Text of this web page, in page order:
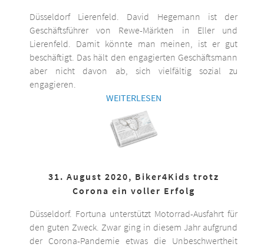
Düsseldorf Lierenfeld. David Hegemann ist der
Geschäftsführer von Rewe-Märkten in Eller und
Lierenfeld. Damit könnte man meinen, ist er gut
beschäftigt. Das hält den engagierten Geschäftsmann
aber nicht davon ab, sich vielfältig sozial zu
engagieren.
WEITERLESEN
31. August 2020, Biker4Kids trotz
Corona ein voller Erfolg
Düsseldorf. Fortuna unterstützt Motorrad-Ausfahrt für
den guten Zweck. Zwar ging in diesem Jahr aufgrund
der Corona-Pandemie etwas die Unbeschwertheit